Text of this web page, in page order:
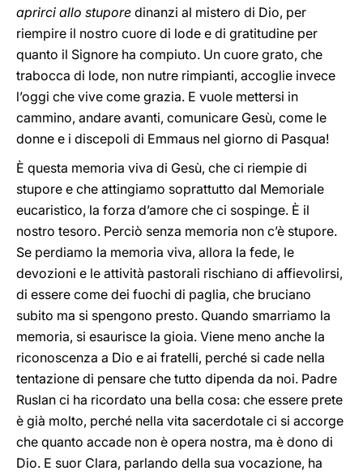
aprirci allo stupore dinanzi al mistero di Dio, per
riempire il nostro cuore di lode e di gratitudine per
quanto il Signore ha compiuto. Un cuore grato, che
trabocca di lode, non nutre rimpianti, accoglie invece
l’oggi che vive come grazia. E vuole mettersi in
cammino, andare avanti, comunicare Gesù, come le
donne e i discepoli di Emmaus nel giorno di Pasqua!
È questa memoria viva di Gesù, che ci riempie di
stupore e che attingiamo soprattutto dal Memoriale
eucaristico, la forza d’amore che ci sospinge. È il
nostro tesoro. Perciò senza memoria non c’è stupore.
Se perdiamo la memoria viva, allora la fede, le
devozioni e le attività pastorali rischiano di affievolirsi,
di essere come dei fuochi di paglia, che bruciano
subito ma si spengono presto. Quando smarriamo la
memoria, si esaurisce la gioia. Viene meno anche la
riconoscenza a Dio e ai fratelli, perché si cade nella
tentazione di pensare che tutto dipenda da noi. Padre
Ruslan ci ha ricordato una bella cosa: che essere prete
è già molto, perché nella vita sacerdotale ci si accorge
che quanto accade non è opera nostra, ma è dono di
Dio. E suor Clara, parlando della sua vocazione, ha